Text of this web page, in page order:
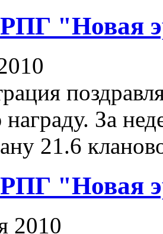
"Новая
За
21.6
"Новая
2010